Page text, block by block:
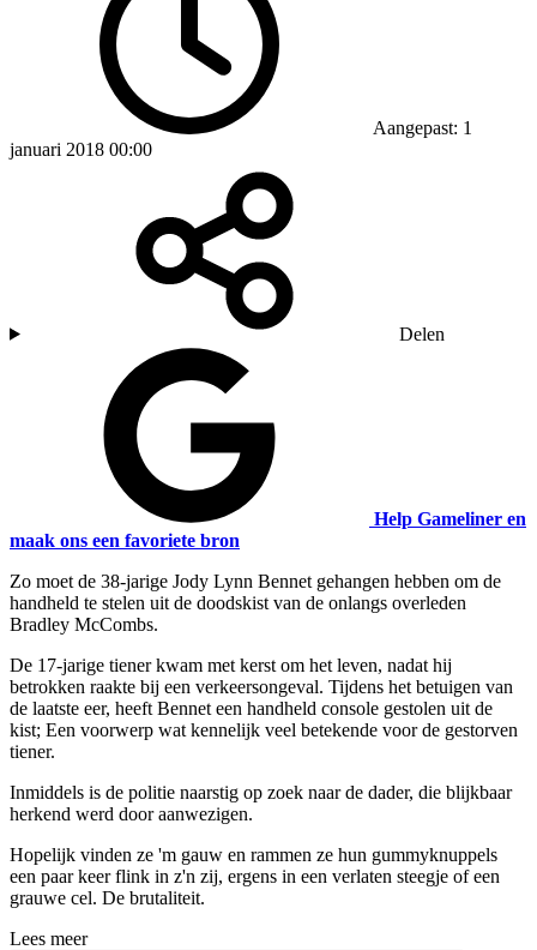
Aangepast: 1
januari 2018 00:00
Delen
Help Gameliner en
maak ons een favoriete bron
Zo moet de 38-jarige Jody Lynn Bennet gehangen hebben om de
handheld te stelen uit de doodskist van de onlangs overleden
Bradley McCombs.
De 17-jarige tiener kwam met kerst om het leven, nadat hij
betrokken raakte bij een verkeersongeval. Tijdens het betuigen van
de laatste eer, heeft Bennet een handheld console gestolen uit de
kist; Een voorwerp wat kennelijk veel betekende voor de gestorven
tiener.
Inmiddels is de politie naarstig op zoek naar de dader, die blijkbaar
herkend werd door aanwezigen.
Hopelijk vinden ze 'm gauw en rammen ze hun gummyknuppels
een paar keer flink in z'n zij, ergens in een verlaten steegje of een
grauwe cel. De brutaliteit.
Lees meer